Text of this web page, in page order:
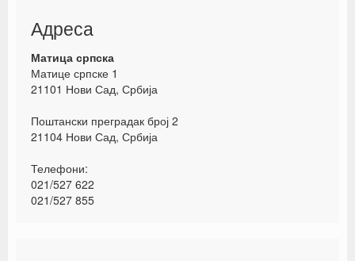
Адреса
Матица српска
Матице српске 1
21101 Нови Сад, Србија
Поштански преградак број 2
21104 Нови Сад, Србија
Телефони:
021/527 622
021/527 855